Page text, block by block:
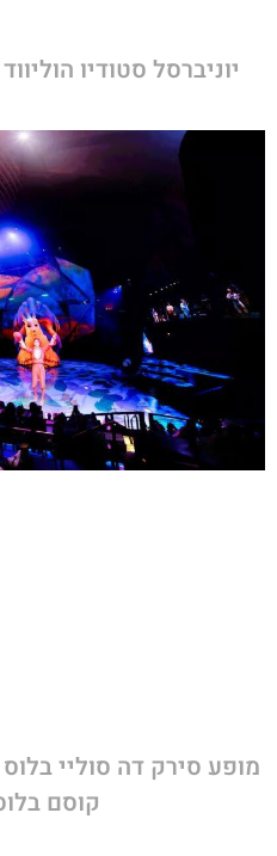
יוניברסל סטודיו
קוסם